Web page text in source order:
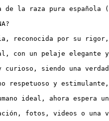
de la raza pura
reconocida por su
con un pelaje
curioso, siendo una
respetuoso y
ideal, ahora espera
fotos, videos o